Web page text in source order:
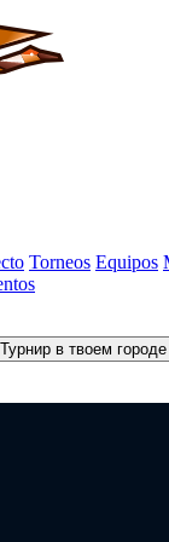
Torneos Equipos
Турнир в твоем городе